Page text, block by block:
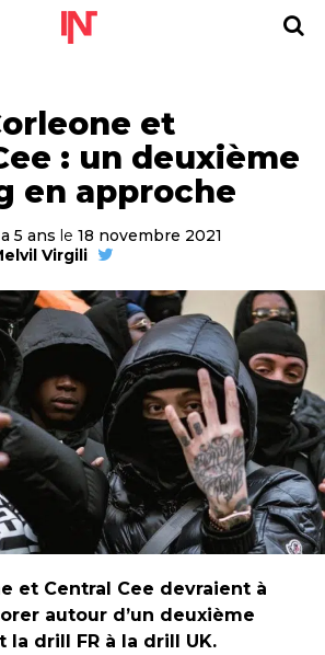
et
: un deuxième
en approche
5 ans le 18 novembre 2021
Virgili
et Central Cee devraient à
autour d’un deuxième
la drill FRà la drill UK.